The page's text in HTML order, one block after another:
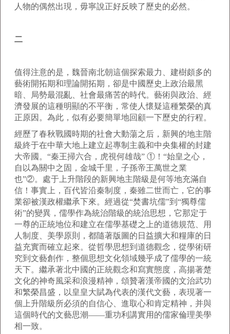
人物的偶然出現，毋寧說正好反映了歷史的必然。
二
值得注意的是，魏晉南北朝這個探索最力、建樹頗多的
藝術開拓期和理論開拓期，卻是中國歷史上政治最黑
暗、局勢最混亂、社會最痛苦的時代。藝術與政治、經
濟發展的這種明顯的不平衡，常使人懷疑這種繁榮的真
正原因。為此，似有必要簡單地回顧一下歷史的行程。
經歷了春秋戰國時期的社會大動蕩之后，新興的地主階
級終于在中華大地上建立起專制主義和中央集權的封建
大帝國。“秦王掃六合，虎視何雄哉” ①！“始皇之心，
自以為關中之固，金城千里，子孫帝王萬世之業
也”②。處于上升階段的新興地主階級是何等地充滿自
信！事實上，百代皆沿秦制度，秦雖二世而亡，它的事
業卻被漢政權繼承下來。經過從“焚書坑儒”到“獨尊儒
術”的變異，儒學作為統治階級的統治思想，它那定于
一尊的正統地位和建立在儒學基礎之上的道德規范、用
人制度、美學原則，都隨著版圖的日益擴大和糧庫的日
益充實而確立起來。從哲學思想到道德觀念，從學術研
究到文藝創作，整個思想文化領域幾乎成了儒學的一統
天下。繼承著北中國的正統觀念和寫實態度，高揚著楚
文化的神奇風采和浪漫精神，頌贊著漢帝國的文治武功
和繁榮昌盛，以皇皇大賦為代表的漢代文藝，表現著一
個上升階級所必須的自信心、進取心和肯定精神，并與
這個時代的文藝思潮——重功利講實用的儒家倫理美學
相一致。